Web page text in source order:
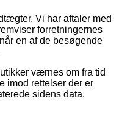
Vi har aftaler med
forretningernes
en af de besøgende
værnes om fra tid
imod rettelser der er
sidens data.